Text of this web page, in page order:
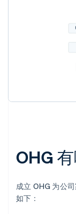
OHG
成立 OHG 为公
如下：